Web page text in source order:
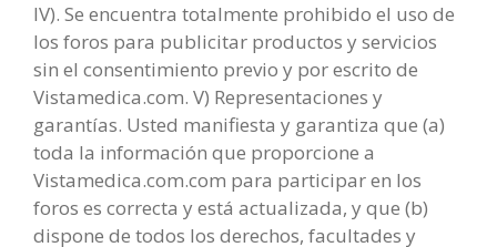
IV). Se encuentra totalmente prohibido el uso de
los foros para publicitar productos y servicios
sin el consentimiento previo y por escrito de
Vistamedica.com. V) Representaciones y
garantías. Usted manifiesta y garantiza que (a)
toda la información que proporcione a
Vistamedica.com.com para participar en los
foros es correcta y está actualizada, y que (b)
dispone de todos los derechos, facultades y